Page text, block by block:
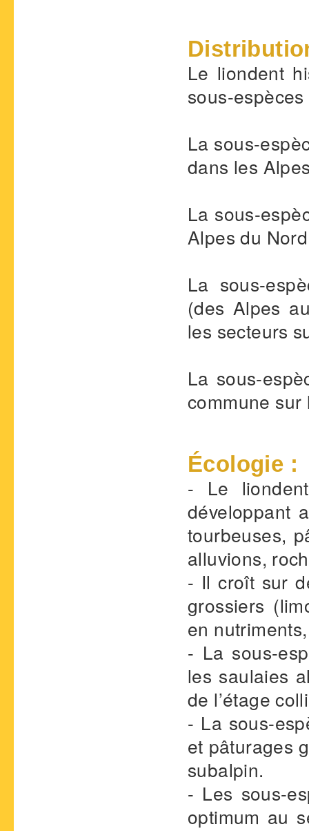
Le liondent
sous-
La sous-
dans les
La sous-
Alpes du
La sous-
(des Alpes
les secteurs
La sous-
commune sur
Écologie :
- Le
développant
tourbeuses,
alluvions,
- Il croît sur
grossiers
en
- La sous-
les saulaies
de l’étage
- La sous-
et pâturages
subalpin.
- Les sous-
optimum au